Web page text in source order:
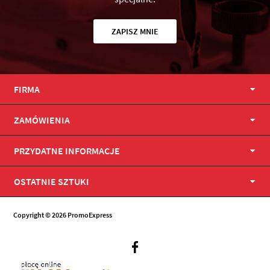
ZAPISZ MNIE
FIRMA
ZAMÓWIENIA
PRZYDATNE INFORMACJE
OSTATNIE SZTUKI
Copyright © 2026 PromoExpress